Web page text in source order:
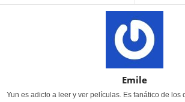
Emile
Yun es adicto a leer y ver películas. Es fanático de los